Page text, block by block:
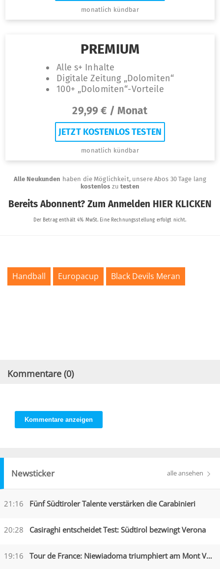
Handball Europacup Black Devils Meran
Kommentare (0)
Kommentare anzeigen
Newsticker alle ansehen
21:16 Fünf Südtiroler Talente verstärken die Carabinieri
20:28 Casiraghi entscheidet Test: Südtirol bezwingt Verona
19:16 Tour de France: Niewiadoma triumphiert am Mont Ventoux